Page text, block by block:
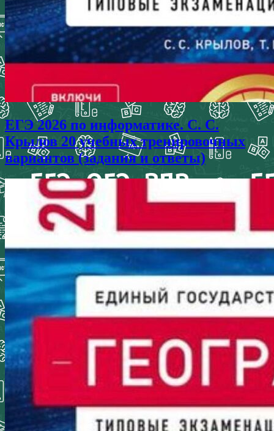
ЕГЭ 2026 по информатике. С. С.
Крылов 20 учебных тренировочных
вариантов (задания и ответы)